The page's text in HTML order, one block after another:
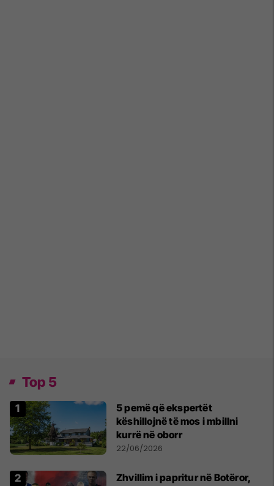
Top 5
5 pemë që ekspertët
këshillojnë të mos i mbillni
kurrë në oborr
22/06/2026
Zhvillim i papritur në Botëror,